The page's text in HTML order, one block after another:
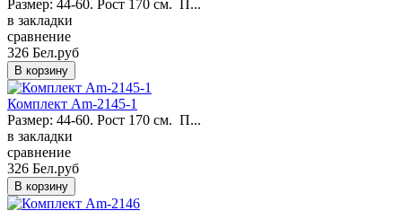
Размер: 44-60. Рост 170 см. П...
в закладки
сравнение
326 Бел.руб
Комплект Am-2145-1
Размер: 44-60. Рост 170 см. П...
в закладки
сравнение
326 Бел.руб